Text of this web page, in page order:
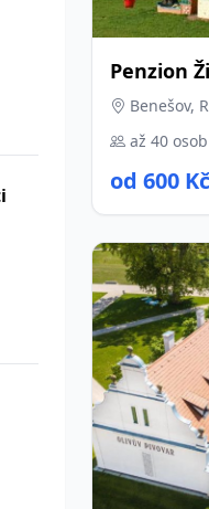
Penzion
Benešov,
až 40 osob
od 600 Kč